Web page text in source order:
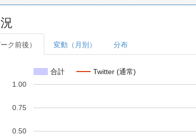
ク前後） 変動（月別） 分布
合計 Twitter (通常)
0.50
0.75
1.00